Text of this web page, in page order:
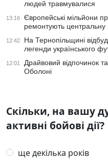
людей травмувалися
13:16
Європейські мільйони
ремонтують центральну
12:42
На Тернопільщині
легенди українського
12:01
Драйвовий відпочинок
Оболоні
Скільки, на вашу
активні бойові дії?
ще декілька років